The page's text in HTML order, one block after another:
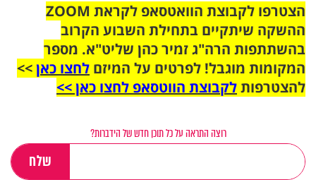
הצטרפו לקבוצת הוואטסאפ לקראת ZOOM
ההשקה שיתקיים בתחילת השבוע הקרוב
בהשתתפות הרה"ג זמיר כהן שליט"א. מספר
המקומות מוגבל! לפרטים על המיזם לחצו כאן>>
להצטרפותלקבוצת הווטסאפ לחצו כאן >>
רוצה התראה על כל תוכן חדש של הידברות?